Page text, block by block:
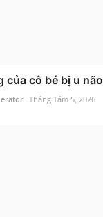
của cô bé bị u não
Tháng Tám 5, 2026